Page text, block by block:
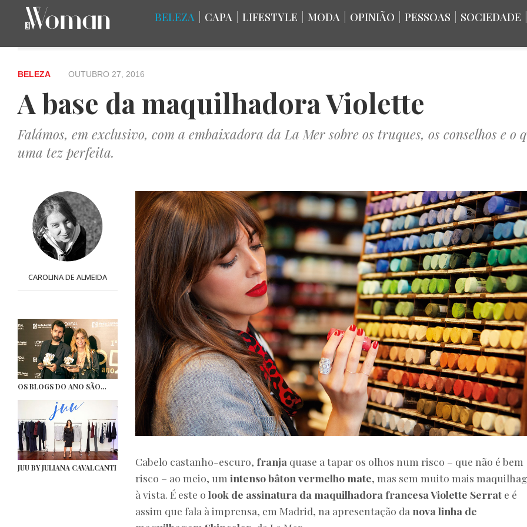
BELEZA CAPA LIFESTYLE MODA OPINIÃO PESSOAS SOCIEDADE
BELEZA OUTUBRO 27, 2016
A base da maquilhadora Violette
Falámos, em exclusivo, com a embaixadora da La Mer sobre os truques, os conselhos e
uma tez perfeita.
CAROLINA DE ALMEIDA
OS BLOGS DO ANO SÃO…
JUU BY JULIANA CAVALCANTI Cabelo castanho-escuro, franja quase a tapar os olhos num risco – que não é bem
risco – ao meio, um intenso bâton vermelho mate, mas sem muito mais
à vista. É este o look de assinatura da maquilhadora francesa Violette Serrat e é
assim que fala à imprensa, em Madrid, na apresentação da nova linha de